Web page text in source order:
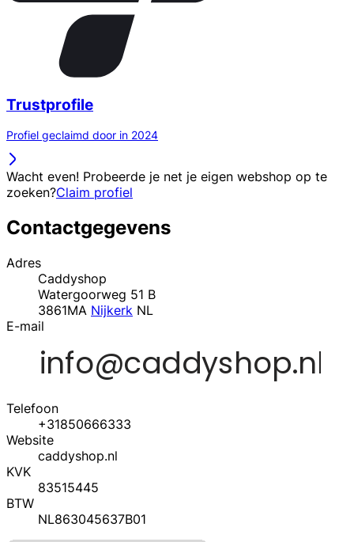
Trustprofile
Profiel geclaimd door in 2024
Wacht even! Probeerde je net je eigen webshop op te
zoeken?Claim profiel
Contactgegevens
Adres
Caddyshop
Watergoorweg 51 B
3861MA Nijkerk NL
E-mail
Telefoon
+31850666333
Website
caddyshop.nl
KVK
83515445
BTW
NL863045637B01